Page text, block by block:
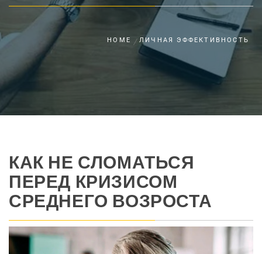
HOME ЛИЧНАЯ ЭФФЕКТИВНОСТЬ
КАК НЕ СЛОМАТЬСЯ
ПЕРЕД КРИЗИСОМ
СРЕДНЕГО ВОЗРОСТА